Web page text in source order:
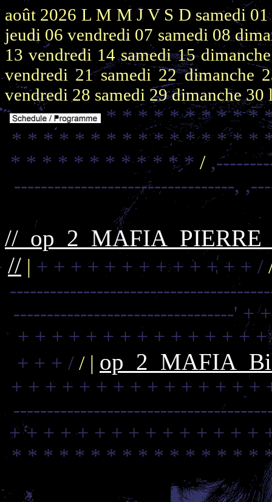
août 2026 L M M J V S D samedi
jeudi 06vendredi 07 samedi 08
13vendredi 14samedi 15
vendredi 21samedi 22dimanche
vendredi 28 samedi 29dimanche 30
* * * * * * * * * *
* * * * * * * * * * * * * * * *
* * * * * * * * * * * * /
---------------------------------,
//
// | + + + + + + + + + + + + + /
---------------------------------' +
+ + + + + + + + + + + + + +
+ + + / / |
+ + + + + + + + + + + + + +
+ + + + + + + + + + + + + + +
* * * * * * * * * * * * * * * *